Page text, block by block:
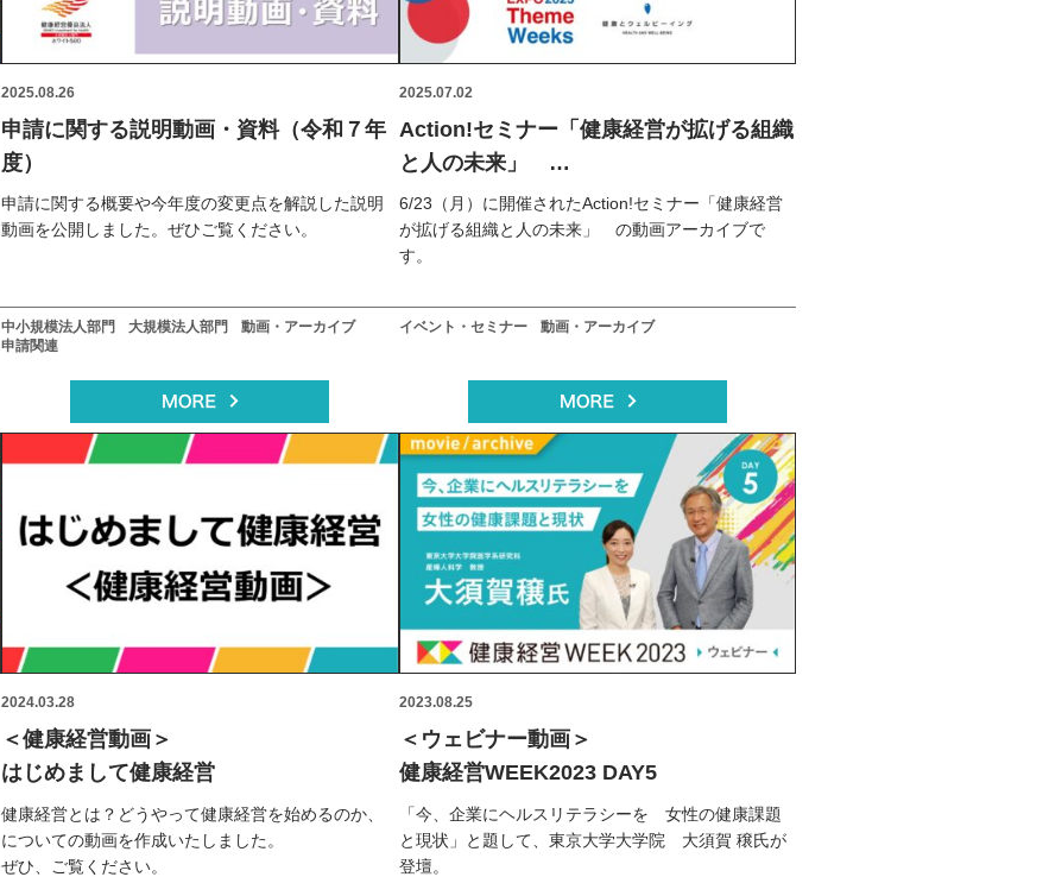
2025.08.26
申請に関する説明動画・資料（令和７年
度）
申請に関する概要や今年度の変更点を解説した説明
動画を公開しました。ぜひご覧ください。
中小規模法人部門 大規模法人部門
動画・アーカイブ
申請関連
2025.07.02
Action!セミナー「健康経営が拡げる組織
と人の未来」
アーカイブ
6/23（月）に開催されたAction!セミナー「健康経営
が拡げる組織と人の未来」 の動画アーカイブで
す。
イベント・セミナー 動画・アーカイブ
2024.03.28
＜健康経営動画＞
はじめまして健康経営
健康経営とは？どうやって健康経営を始めるのか、
についての動画を作成いたしました。
ぜひ、ご覧ください。
2023.08.25
＜ウェビナー動画＞
健康経営WEEK2023 DAY5
「今、企業にヘルスリテラシーを 女性の健康課題
と現状」と題して、東京大学大学院 大須賀 穣氏が
登壇。